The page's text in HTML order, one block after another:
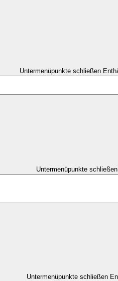
Untermenüpunkte schließen
Untermenüpunkte schließen
Untermenüpunkte schließen